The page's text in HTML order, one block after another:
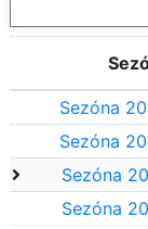
Sezóna
Sezóna
Sezóna
Sezóna